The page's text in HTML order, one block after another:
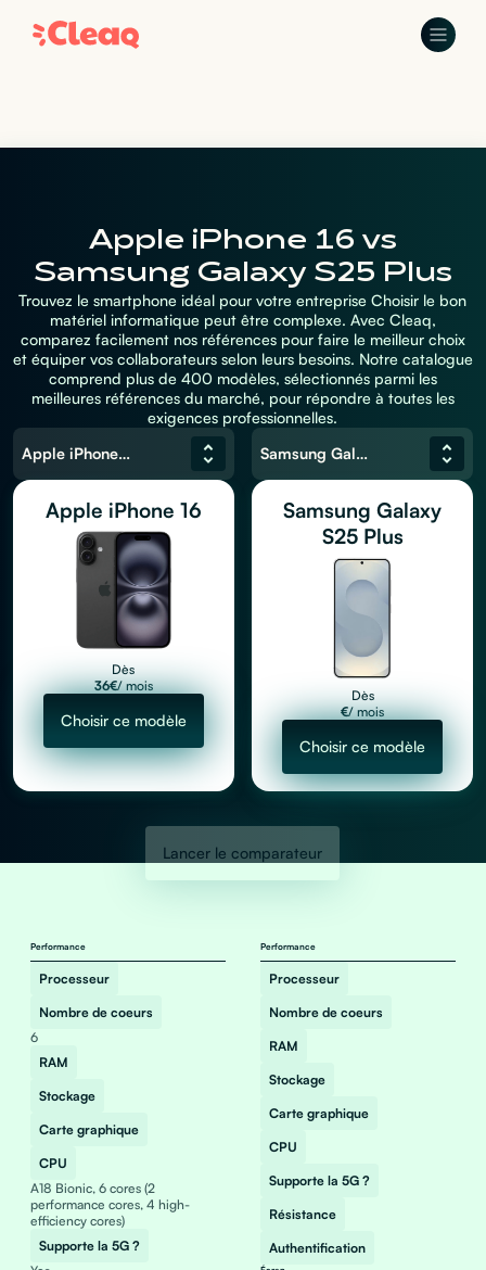
Apple iPhone 16 vs
Samsung Galaxy S25 Plus
Trouvez le smartphone idéal pour votre entreprise Choisir le bon
matériel informatique peut être complexe. Avec Cleaq,
comparez facilement nos références pour faire le meilleur choix
et équiper vos collaborateurs selon leurs besoins. Notre catalogue
comprend plus de 400 modèles, sélectionnés parmi les
meilleures références du marché, pour répondre à toutes les
exigences professionnelles.
Apple iPhone 16
Apple iPhone 16
Dès
36€/ mois
Choisir ce modèle
Lancer le comparateur
Samsung Galaxy S25 Plus
Samsung Galaxy
S25 Plus
Dès
€/ mois
Choisir ce modèle
Performance
Processeur
Nombre de coeurs
6
RAM
Stockage
Carte graphique
CPU
A18 Bionic, 6 cores (2
performance cores, 4 high-
efficiency cores)
Supporte la 5G ?
Performance
Processeur
Nombre de coeurs
RAM
Stockage
Carte graphique
CPU
Supporte la 5G ?
Résistance
Authentification